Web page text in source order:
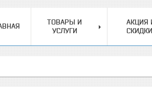
ТОВАРЫ И
УСЛУГИ
АКЦИЯ